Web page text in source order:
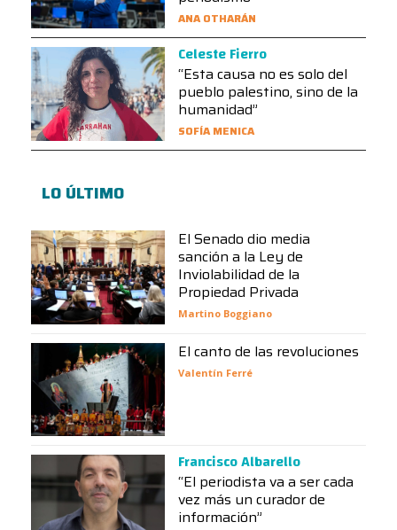
ANA OTHARÁN
Celeste Fierro
“Esta causa no es solo del
pueblo palestino, sino de la
humanidad”
SOFÍA MENICA
LO ÚLTIMO
El Senado dio media
sanción a la Ley de
Inviolabilidad de la
Propiedad Privada
Martino Boggiano
El canto de las revoluciones
Valentín Ferré
Francisco Albarello
“El periodista va a ser cada
vez más un curador de
información”